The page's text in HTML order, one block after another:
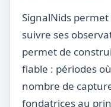
SignalNids
suivre ses
permet de
fiable : périodes
nombre de
fondatrices au